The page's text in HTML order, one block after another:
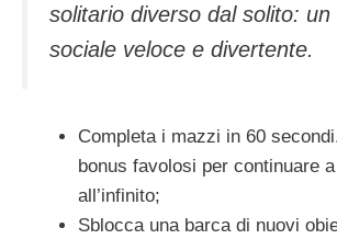
solitario diverso dal solito: un
sociale veloce e divertente.
Completa i mazzi in 60
bonus favolosi per continuare
all’infinito;
Sblocca una barca di nuovi